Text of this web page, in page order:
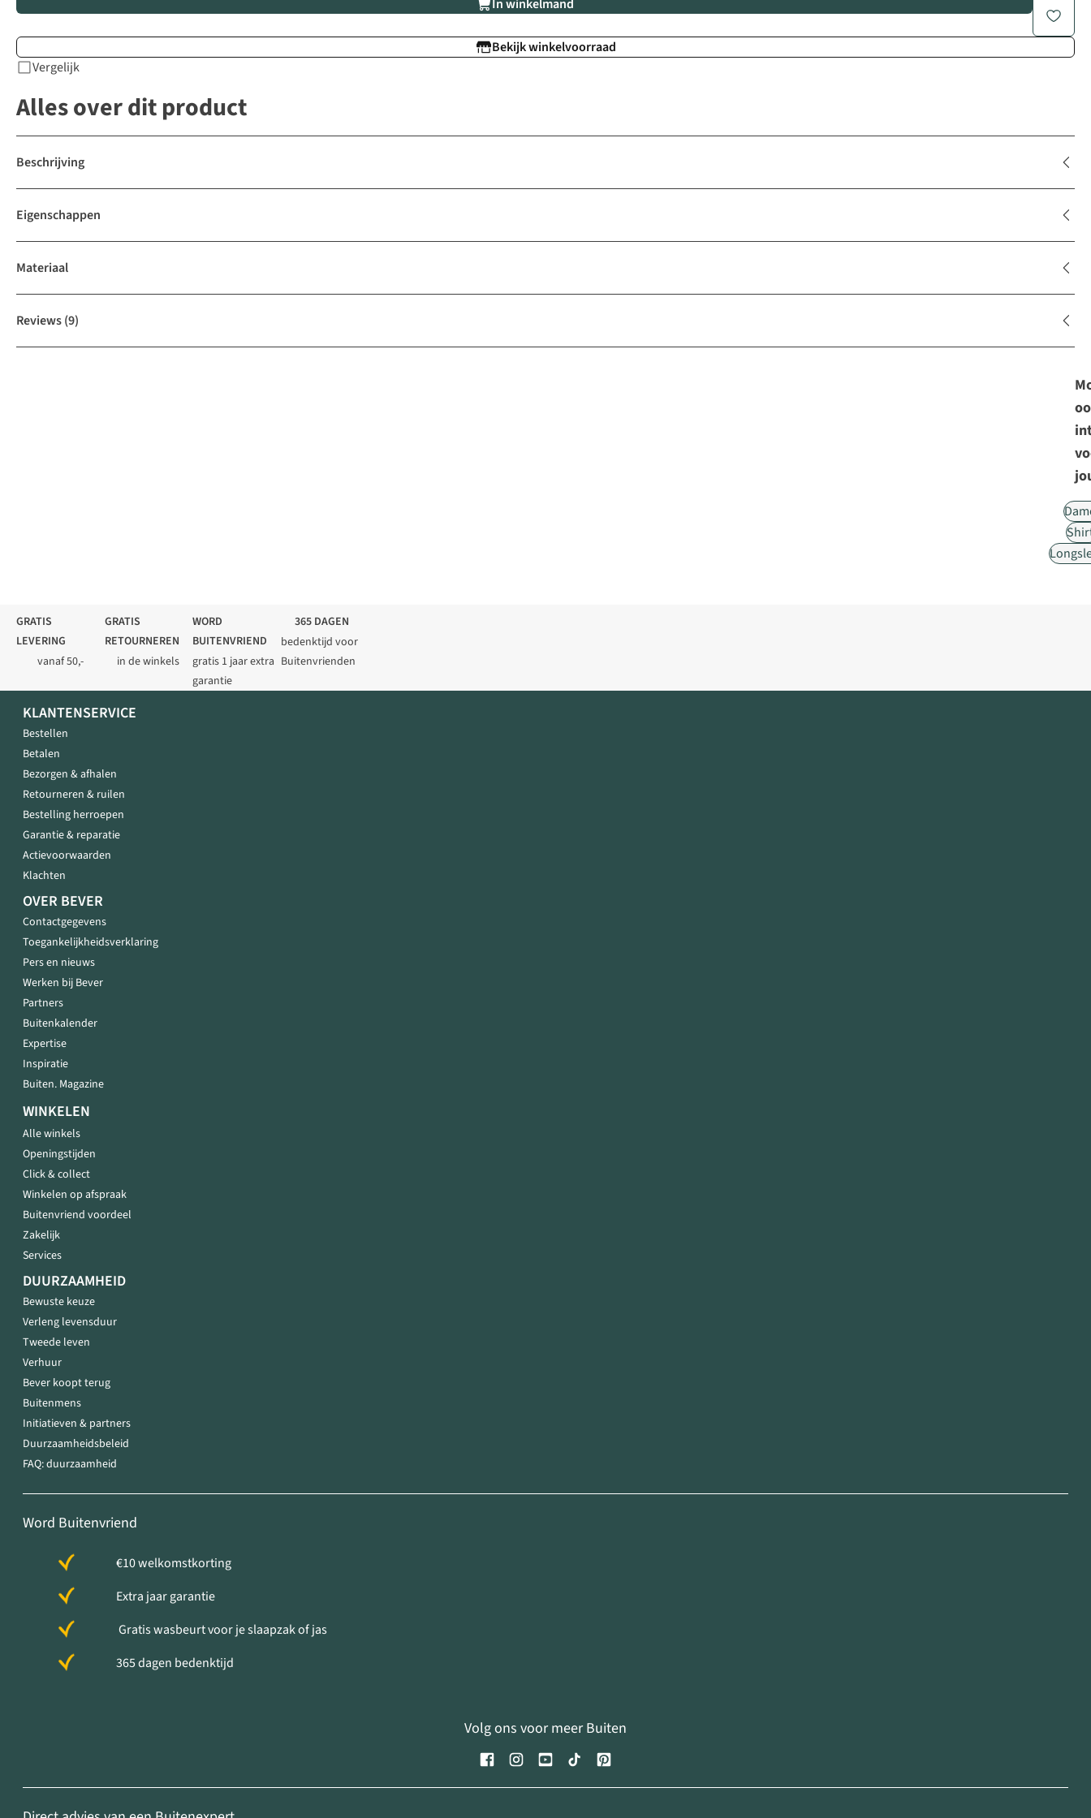
In winkelmand
Bekijk winkelvoorraad
Vergelijk
Alles over dit product
Beschrijving
Eigenschappen
Materiaal
Reviews(9)
GRATIS
LEVERING
vanaf 50,-
GRATIS
RETOURNEREN
in de winkels
WORD
BUITENVRIEND
gratis 1 jaar extra
garantie
365 DAGEN
bedenktijd voor
Buitenvrienden
KLANTENSERVICE
Bestellen
Betalen
Bezorgen & afhalen
Retourneren & ruilen
Bestelling herroepen
Garantie & reparatie
Actievoorwaarden
Klachten
OVER BEVER
Contactgegevens
Toegankelijkheidsverklaring
Pers en nieuws
Werken bij Bever
Partners
Buitenkalender
Expertise
Inspiratie
Buiten. Magazine
WINKELEN
Alle winkels
Openingstijden
Click & collect
Winkelen op afspraak
Buitenvriend voordeel
Zakelijk
Services
DUURZAAMHEID
Bewuste keuze
Verleng levensduur
Tweede leven
Verhuur
Bever koopt terug
Buitenmens
Initiatieven & partners
Duurzaamheidsbeleid
FAQ: duurzaamheid
Word Buitenvriend
€10 welkomstkorting
Extra jaar garantie
Gratis wasbeurt voor je slaapzak of jas
365 dagen bedenktijd
Volg ons voor meer Buiten